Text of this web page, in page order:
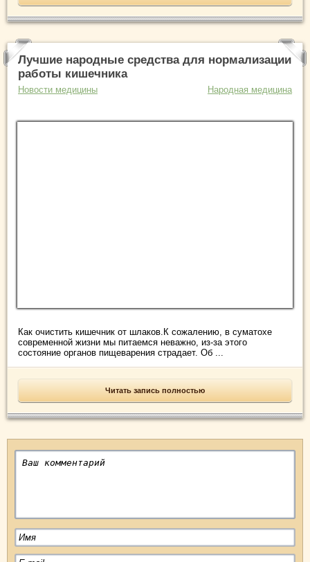
Лучшие народные средства для нормализации
работы кишечника
Новости медицины Народная медицина
Как очистить кишечник от шлаков.К сожалению, в суматохе
современной жизни мы питаемся неважно, из-за этого
состояние органов пищеварения страдает. Об ...
Читать запись полностью